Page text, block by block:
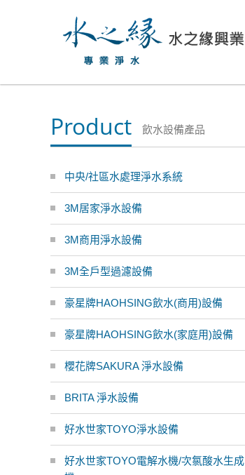
Product 飲水設備產品
中央/社區水處理淨水系統
3M居家淨水設備
3M商用淨水設備
3M全戶型過濾設備
豪星牌HAOHSING飲水(商用)設備
豪星牌HAOHSING飲水(家庭用)設備
櫻花牌SAKURA 淨水設備
BRITA 淨水設備
好水世家TOYO淨水設備
好水世家TOYO電解水機/次氯酸水生成